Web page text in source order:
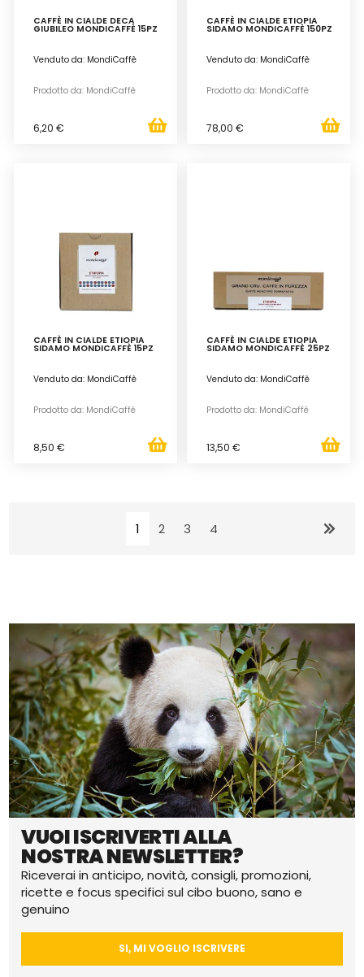
CAFFÈ IN CIALDE DECA
GIUBILEO MONDICAFFÈ 15PZ
Venduto da: MondiCaffè
Prodotto da: MondiCaffè
6,20 €
CAFFÈ IN CIALDE ETIOPIA
SIDAMO MONDICAFFÈ 150PZ
Venduto da: MondiCaffè
Prodotto da: MondiCaffè
78,00 €
CAFFÈ IN CIALDE ETIOPIA
SIDAMO MONDICAFFÈ 15PZ
Venduto da: MondiCaffè
Prodotto da: MondiCaffè
8,50 €
CAFFÈ IN CIALDE ETIOPIA
SIDAMO MONDICAFFÈ 25PZ
Venduto da: MondiCaffè
Prodotto da: MondiCaffè
13,50 €
1 2 3 4
VUOI ISCRIVERTI ALLA
NOSTRA NEWSLETTER?
Riceverai in anticipo, novità, consigli, promozioni,
ricette e focus specifici sul cibo buono, sano e
genuino
SI, MI VOGLIO ISCRIVERE